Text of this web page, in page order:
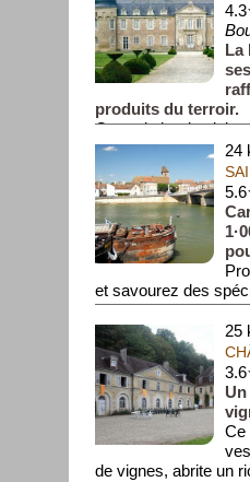
produits du terroir.
Ce territoire de
24
et savourez des
25
Ce
de vignes, abrite un